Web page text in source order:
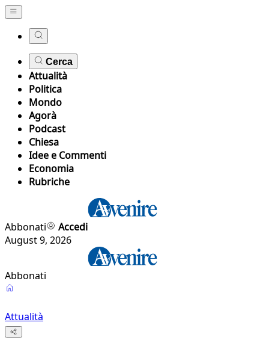
Cerca
Attualità
Politica
Mondo
Agorà
Podcast
Chiesa
Idee e Commenti
Economia
Rubriche
Abbonati
Accedi
August 9, 2026
Abbonati
Attualità